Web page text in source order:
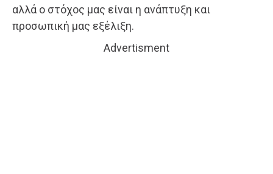
αλλά ο στόχος μας είναι η ανάπτυξη και
προσωπική μας εξέλιξη.
Advertisment